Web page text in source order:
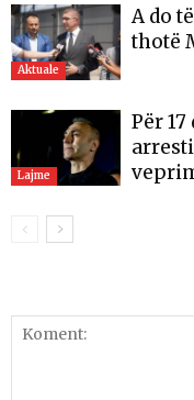
Aktuale
A do
thotë
Lajme
Për